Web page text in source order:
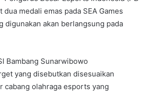
dua medali emas pada SEA Games
digunakan akan berlangsung pada
Bambang Sunarwibowo
yang disebutkan disesuaikan
cabang olahraga esports yang